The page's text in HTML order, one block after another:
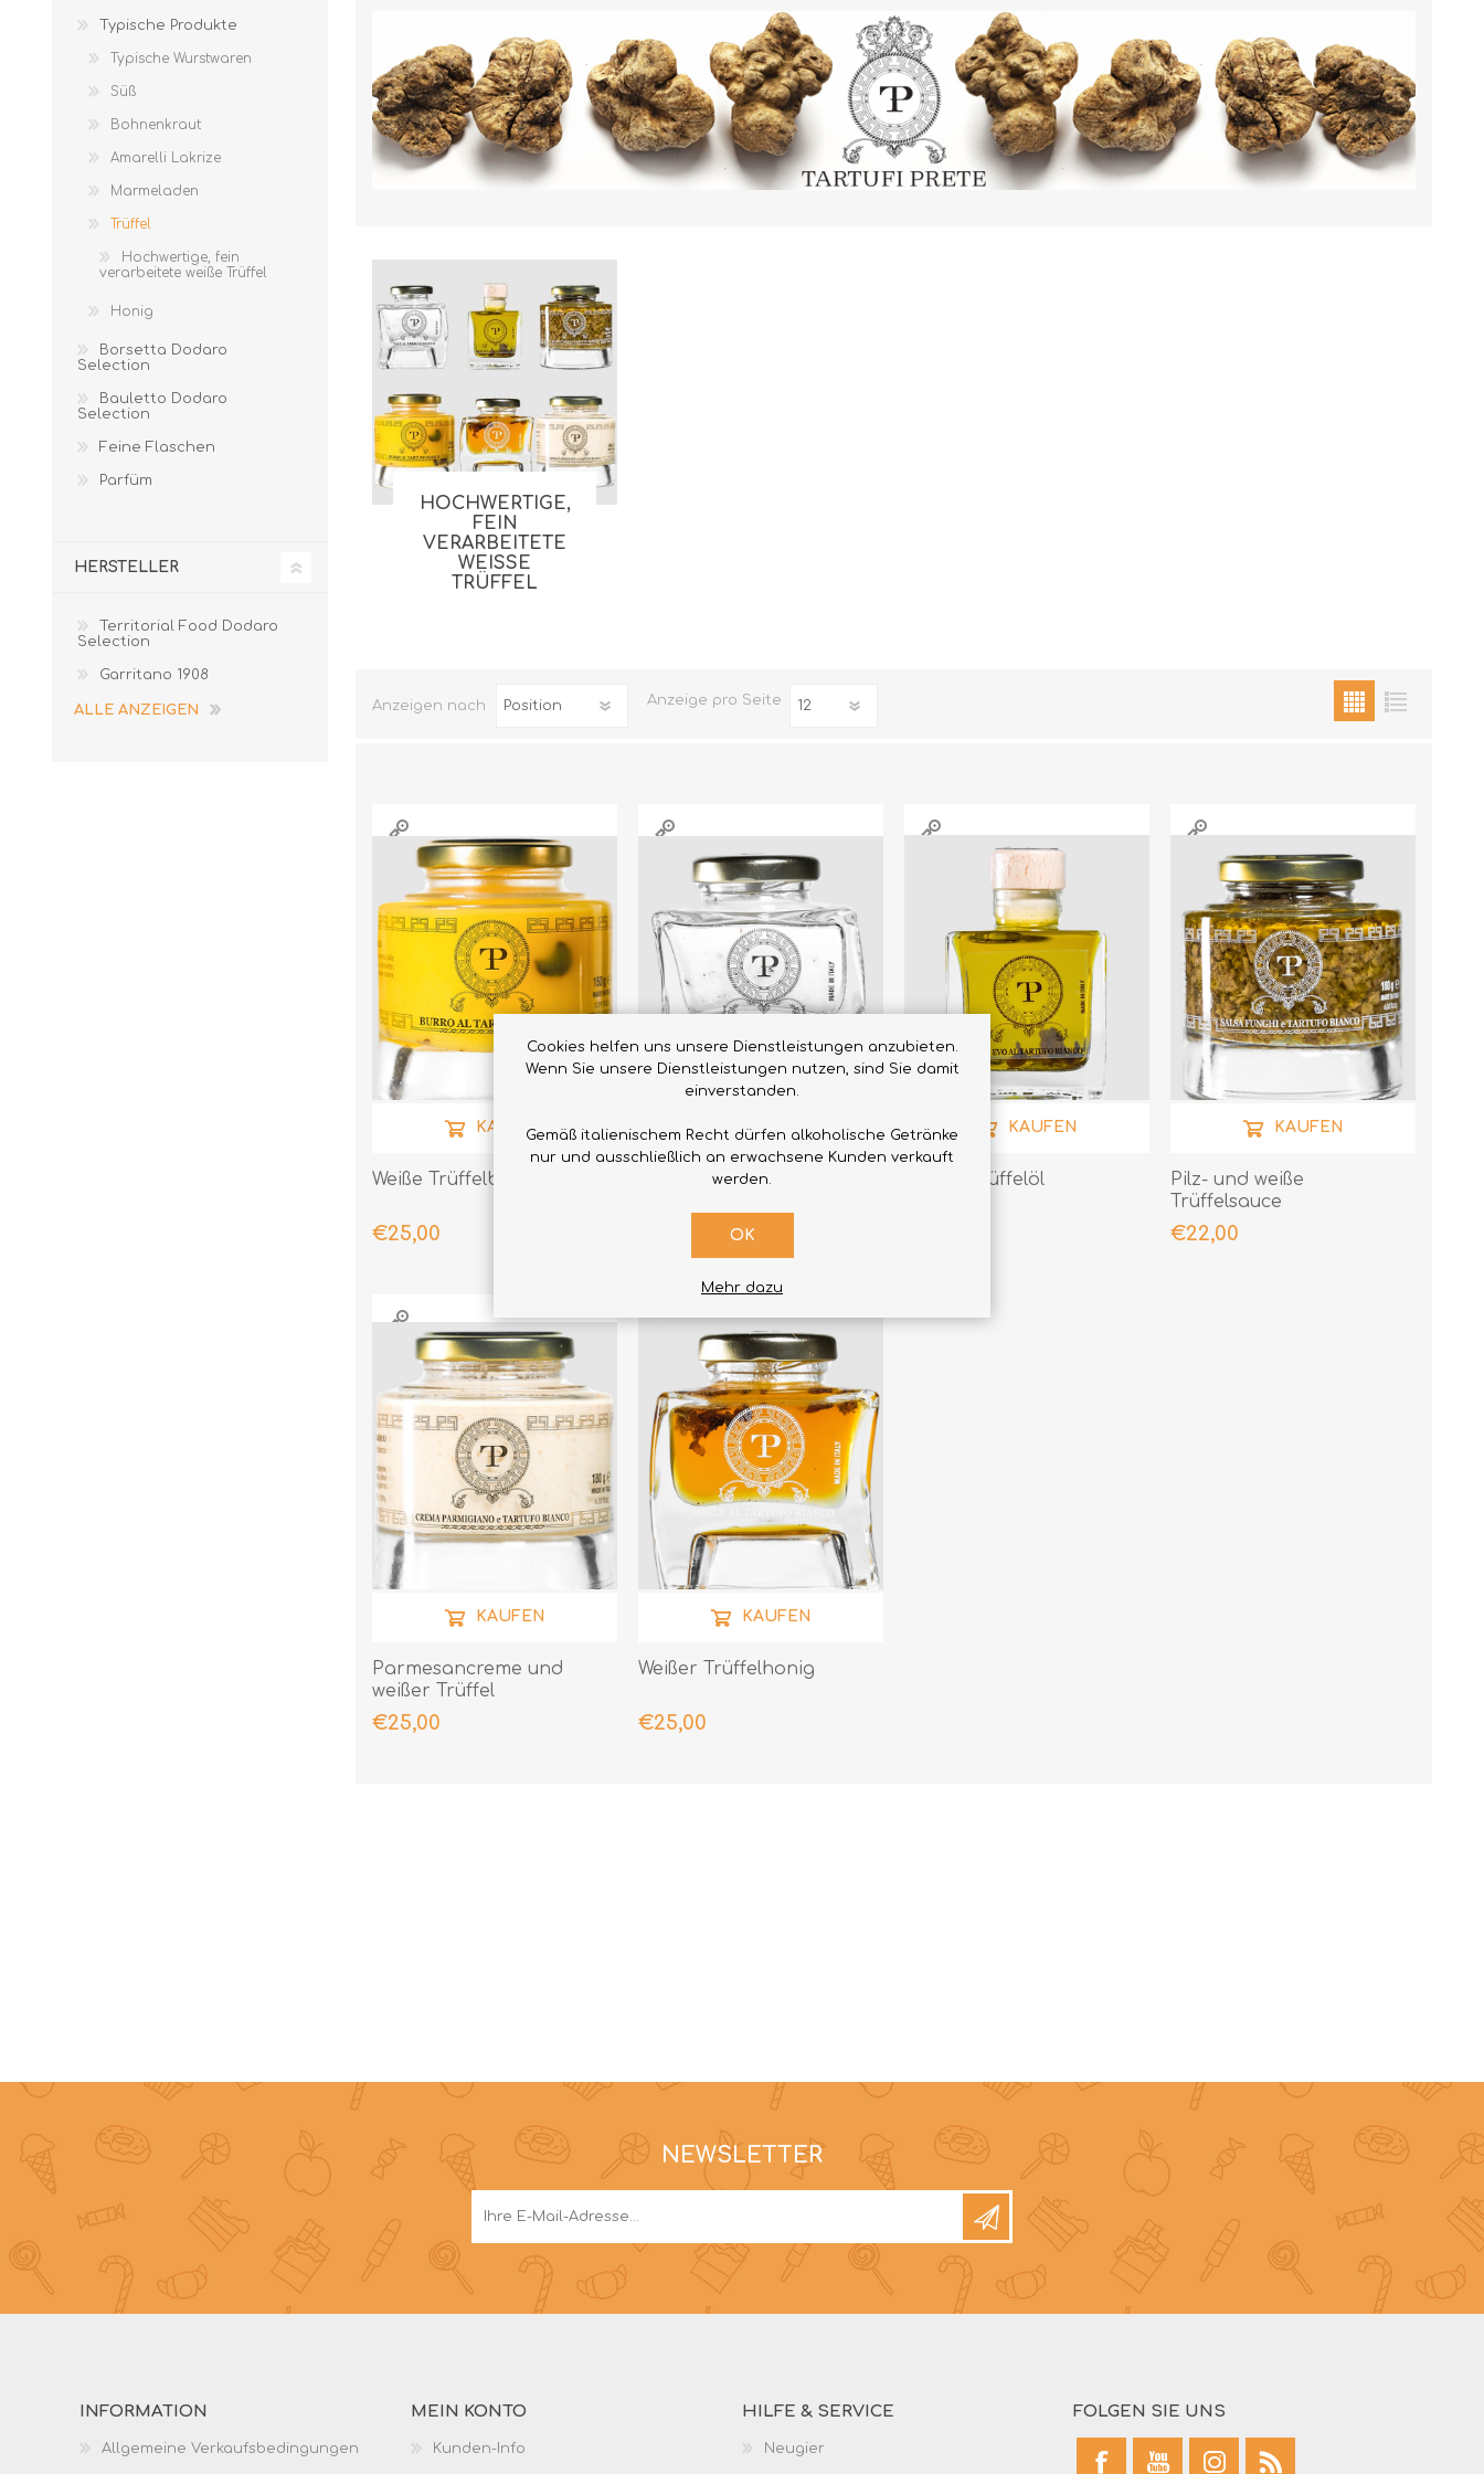
HOCHWERTIGE,
FEIN
VERARBEITETE
WEISSE T
RÜFFEL
Anzeigen nach Anzeige pro Seite
Weiße Trüffelbutter
€25,00
KAUFEN
Weißes Trüffelsalz
KAUFEN
Weißes Trüffelöl
KAUFEN
Pilz- und weiße
Trüffelsauce
€22,00
KAUFEN
Parmesancreme und
weißer Trüffel
€25,00
KAUFEN
Weißer Trüffelhonig
€25,00
KAUFEN
Typische Produkte
Typische Wurstwaren
Süß
Bohnenkraut
Amarelli Lakrize
Marmeladen
Trüffel
Hochwertige, fein
verarbeitete weiße Trüffel
Honig
Borsetta Dodaro
Selection
Bauletto Dodaro
Selection
Feine Flaschen
Parfüm
HERSTELLER
Territorial Food Dodaro
Selection
Garritano 1908
ALLE ANZEIGEN
NEWSLETTER
INFORMATION
Allgemeine Verkaufsbedingungen
MEIN KONTO
Kunden-Info
HILFE & SERVICE
Neugier
FOLGEN SIE UNS
Cookies helfen uns unsere Dienstleistungen anzubieten.
Wenn Sie unsere Dienstleistungen nutzen, sind Sie damit
einverstanden.
Gemäß italienischem Recht dürfen alkoholische Getränke
nur und ausschließlich an erwachsene Kunden verkauft
werden.
OK
Mehr dazu